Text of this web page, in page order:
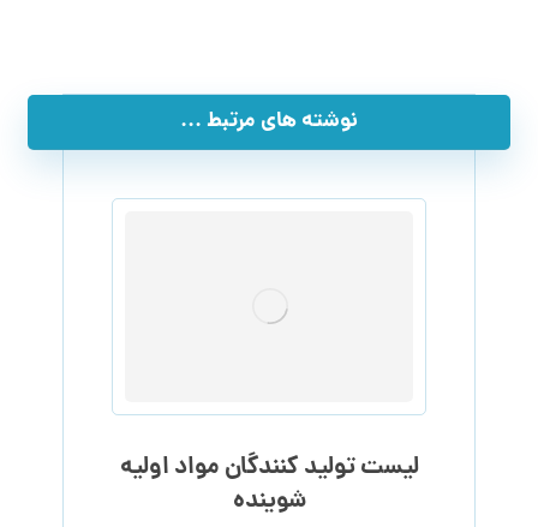
نوشته های مرتبط ...
لیست تولید کنندگان مواد اولیه
شوینده